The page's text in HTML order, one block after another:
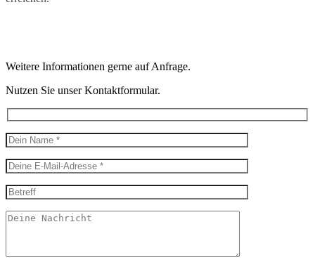
Weitere Informationen gerne auf Anfrage.
Nutzen Sie unser Kontaktformular.